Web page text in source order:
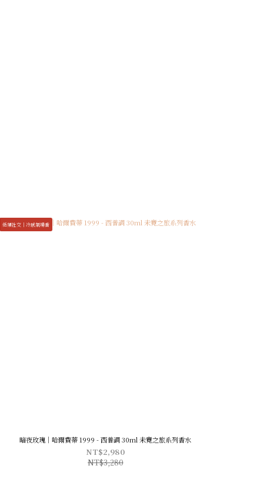
低頻社交｜冷感氣場香
暗夜玫瑰｜哈爾費蒂 1999 - 西普調 30ml 未竟之旅系列香水
NT$2,980
NT$3,280